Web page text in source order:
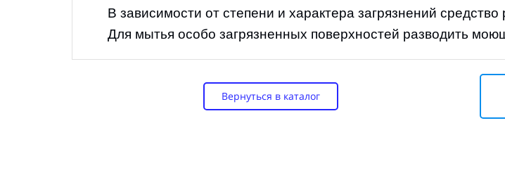
В зависимости от степени и характера загрязнений
Для мытья особо загрязненных поверхностей разводить
Вернуться в каталог